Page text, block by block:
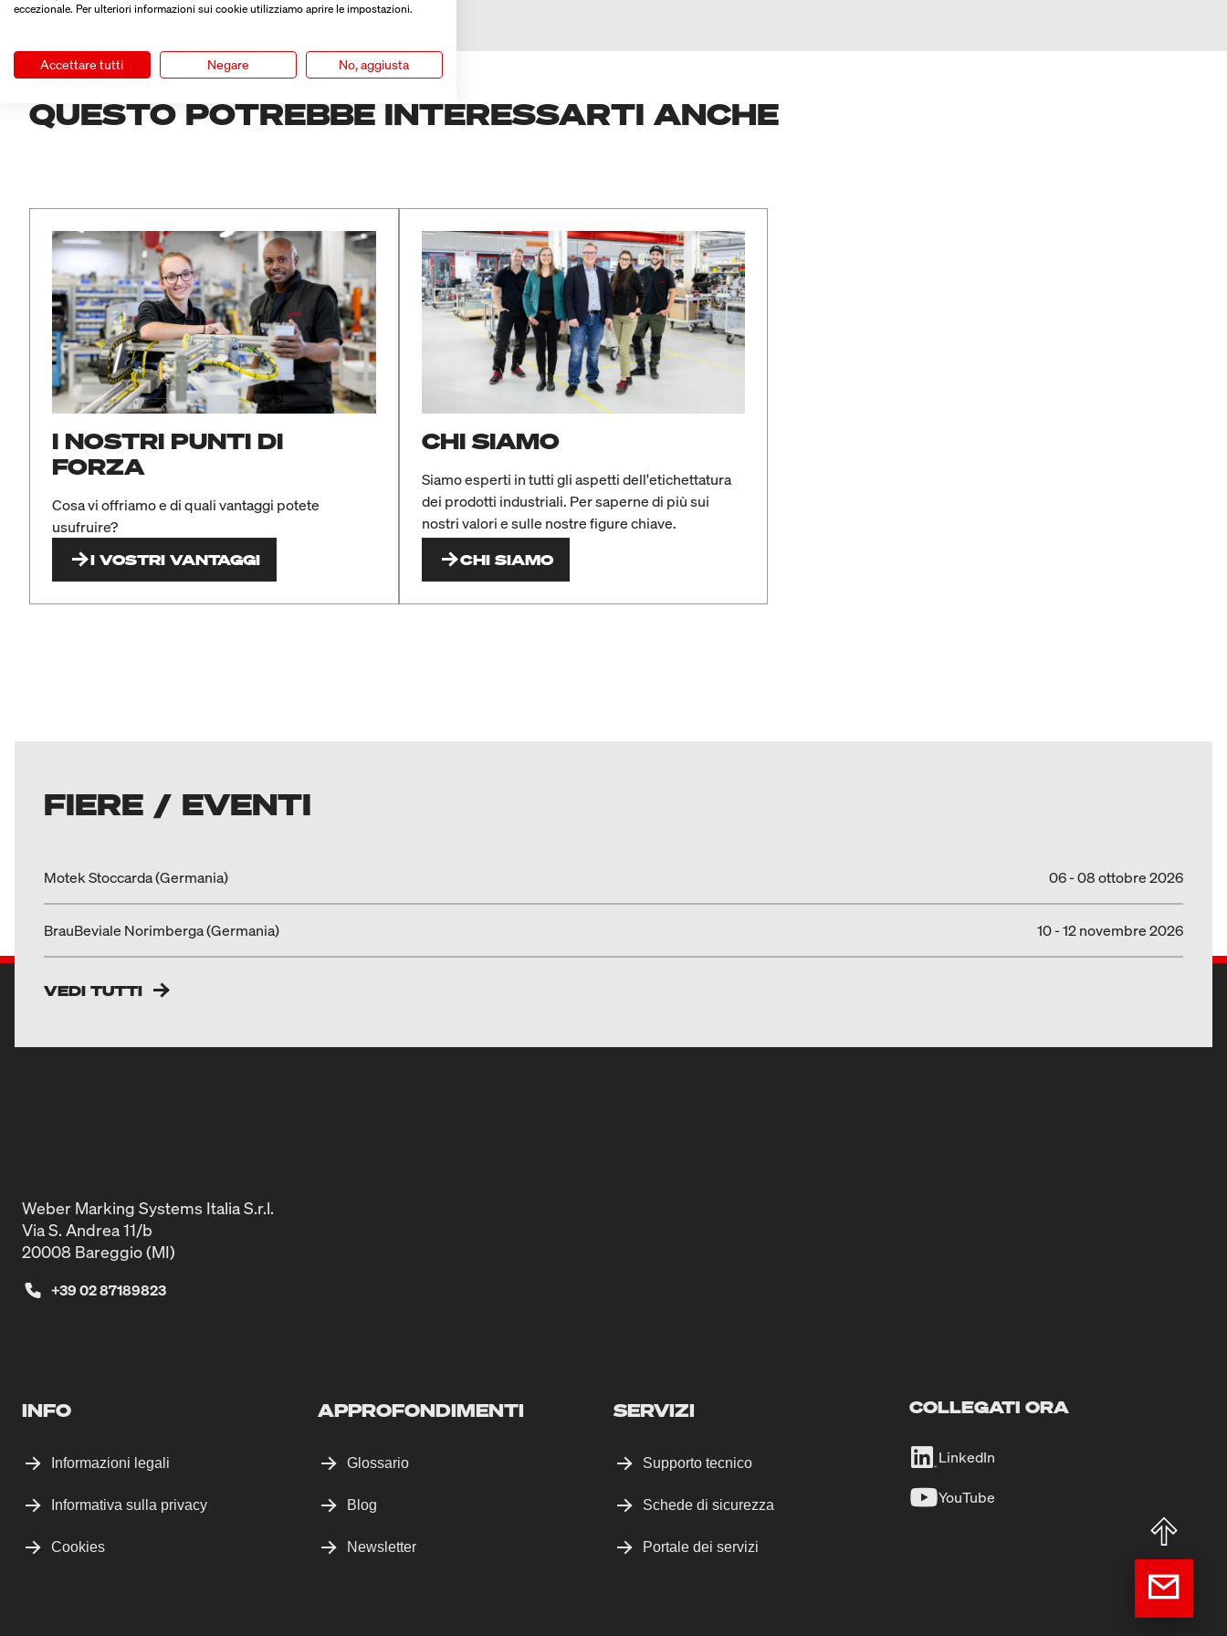
QUESTO POTREBBE INTERESSARTI ANCHE
I NOSTRI PUNTI DI
FORZA
Cosa vi offriamo e di quali vantaggi potete
usufruire?
I VOSTRI VANTAGGI
CHI SIAMO
Siamo esperti in tutti gli aspetti dell'etichettatura
dei prodotti industriali. Per saperne di più sui
nostri valori e sulle nostre figure chiave.
CHI SIAMO
FIERE / EVENTI
Motek Stoccarda (Germania) 06 - 08 ottobre 2026
BrauBeviale Norimberga (Germania) 10 - 12 novembre 2026
VEDI TUTTI
Weber Marking Systems Italia S.r.l.
Via S. Andrea 11/b
20008 Bareggio (MI)
+39 02 87189823
INFO
Informazioni legali
Informativa sulla privacy
Cookies
APPROFONDIMENTI
Glossario
Blog
Newsletter
SERVIZI
Supporto tecnico
Schede di sicurezza
Portale dei servizi
COLLEGATI ORA
LinkedIn
YouTube
eccezionale. Per ulteriori informazioni sui cookie utilizziamo aprire le impostazioni.
Accettare tutti Negare No, aggiusta